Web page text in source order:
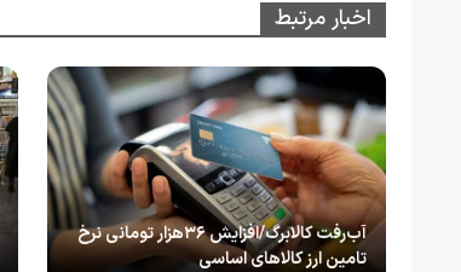
اخبار مرتبط
آب‌رفت کالابرگ/افزایش ۳۶هزار تومانی نرخ
تامین ارز کالاهای اساسی